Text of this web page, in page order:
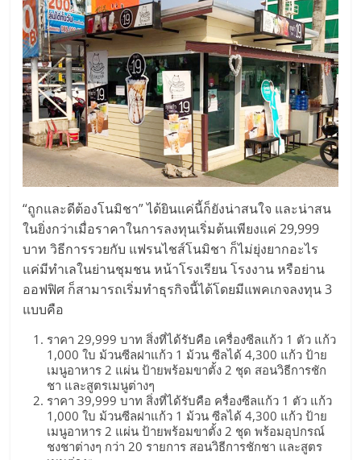
ไชส์,
รวม
แฟ
รน
ไชส์
ขาย
แฟ
รน
ไชส์
แฟ
“ถูกและดีต้องโนมิชา” ได้ยินแค่นี้ก็ยังน่าสนใจ และน่าสน
ในยิ่งกว่าเมื่อราคาในการลงทุนเริ่มต้นเพียงแค่ 29,999
บาท วิธีการรวยกับ แฟรนไชส์โนมิชา ก็ไม่ยุ่งยากอะไร
แค่มีทำเลในย่านชุมชน หน้าโรงเรียน โรงงาน หรือย่าน
ออฟฟิศ ก็สามารถเริ่มทำธุรกิจนี้ได้โดยมีแพคเกจลงทุน 3
แบบคือ
ราคา 29,999 บาท สิ่งที่ได้รับคือ เครื่องซีลแก้ว 1 ตัว แก้ว
1,000 ใบ ม้วนซีลฝาแก้ว 1 ม้วน ซีลได้ 4,300 แก้ว ป้าย
เมนูอาหาร 2 แผ่น ป้ายพร้อมขาตั้ง 2 ชุด สอนวิธีการชัก
ชา และสูตรเมนูต่างๆ
ราคา 39,999 บาท สิ่งที่ได้รับคือ ครื่องซีลแก้ว 1 ตัว แก้ว
1,000 ใบ ม้วนซีลฝาแก้ว 1 ม้วน ซีลได้ 4,300 แก้ว ป้าย
เมนูอาหาร 2 แผ่น ป้ายพร้อมขาตั้ง 2 ชุด พร้อมอุปกรณ์
ชงชาต่างๆ กว่า 20 รายการ สอนวิธีการชักชา และสูตร